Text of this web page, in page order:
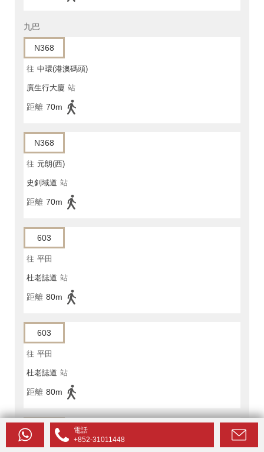
九巴
N368
往 中環(港澳碼頭)
廣生行大廈 站
距離 70m
N368
往 元朗(西)
史釗域道 站
距離 70m
603
往 平田
杜老誌道 站
距離 80m
603
往 平田
杜老誌道 站
距離 80m
往 平田
電話
+852-31011448